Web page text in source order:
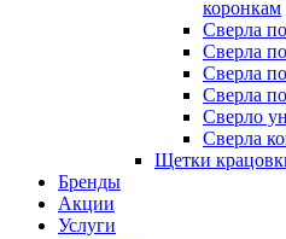
коронкам
Сверла
Сверла
Сверла
Сверла
Сверло
Сверла
Щетки
Бренды
Акции
Услуги